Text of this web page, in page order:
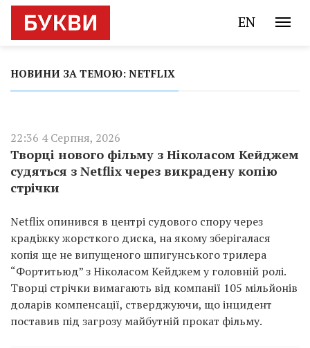
EN
НОВИНИ ЗА ТЕМОЮ: NETFLIX
22:36 4 Серпня, 2026
Творці нового фільму з Ніколасом Кейджем
судяться з Netflix через викрадену копію
стрічки
Netflix опинився в центрі судового спору через
крадіжку жорсткого диска, на якому зберігалася
копія ще не випущеного шпигунського трилера
“Фортитьюд” з Ніколасом Кейджем у головній ролі.
Творці стрічки вимагають від компанії 105 мільйонів
доларів компенсації, стверджуючи, що інцидент
поставив під загрозу майбутній прокат фільму.